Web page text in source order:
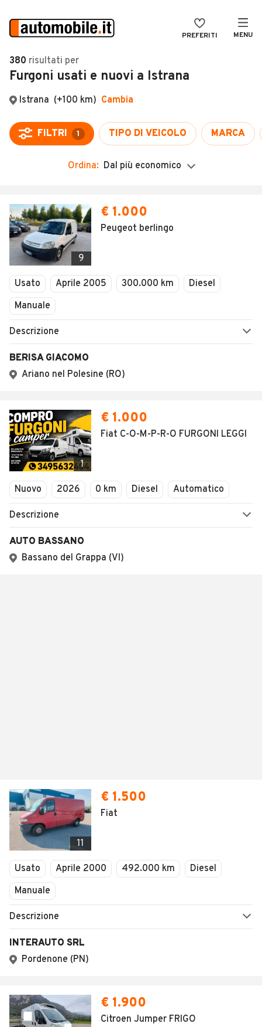
PREFERITI MENU
Auto
Auto usate
Auto Km 0
Auto Nuove
Noleggio a lungo termine
Moto
Camper
Veicoli Commerciali
Concessionari
VENDI
MAGAZINE
ACCEDI
380 risultati per
Furgoni usati e nuovi a Istrana
Ordina: Dal più economico
9
€ 1.000
Peugeot berlingo
Usato Aprile 2005 300.000 km
Diesel
Manuale
Descrizione
BERISA GIACOMO
Ariano nel Polesine (RO)
1
€ 1.000
Fiat C-O-M-P-R-O FURGONI LEGGI
Nuovo 2026 0 km Diesel Automatico
Descrizione
AUTO BASSANO
Bassano del Grappa (VI)
11
€ 1.500
Fiat
Usato Aprile 2000 492.000 km
Diesel
Manuale
Descrizione
INTERAUTO SRL
Pordenone (PN)
€ 1.900
Citroen Jumper FRIGO